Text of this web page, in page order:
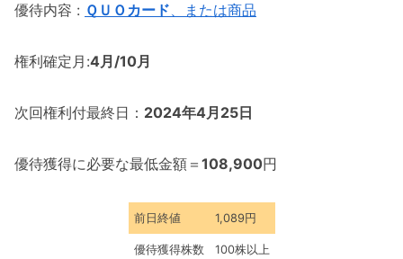
優待内容 : ＱＵＯカード、または商品
権利確定月:4月/10月
次回権利付最終日： 2024年4月25日
優待獲得に必要な最低金額＝ 108,900円
前日終値 1,089円
優待獲得株数 100株以上